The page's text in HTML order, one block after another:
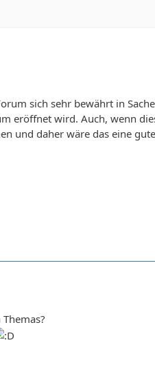
sich sehr bewährt in
eröffnet wird. Auch, wenn
und daher wäre das eine